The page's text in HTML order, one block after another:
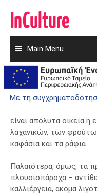
to
content
Main Menu
Με τη
Κτηνοτροφικά
9 Δεκεμβρίου 2019
Πηγαίνοντας μία βόλτα
είναι απόλυτα οικεία η
λαχανικών, των
καφάσια και τα ράφια.
Παλαιότερα, όμως, τα
πλουσιοπάροχα –
καλλιέργεια, ακόμα